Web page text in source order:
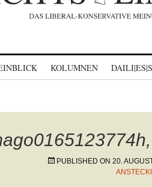
KOLUMNEN
PUBLISHED ON 20.